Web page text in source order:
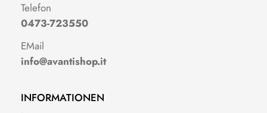
Telefon
0473-723550
EMail
info@avantishop.it
INFORMATIONEN